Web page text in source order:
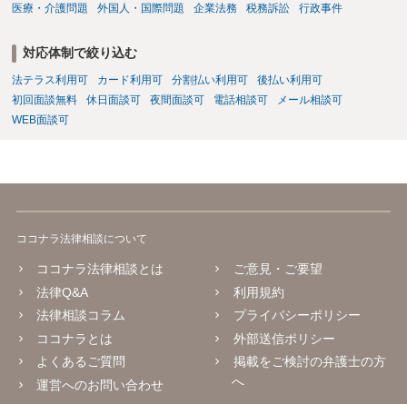
医療・介護問題
外国人・国際問題 企業法務 税務訴訟 行政事件
対応体制で絞り込む
法テラス利用可 カード利用可 分割払い利用可
後払い利用可
初回面談無料
休日面談可 夜間面談可 電話相談可
メール相談可
WEB面談可
ココナラ法律相談について
ココナラ法律相談とは
法律Q&A
法律相談コラム
ココナラとは
よくあるご質問
運営へのお問い合わせ
ご意見・ご要望
利用規約
プライバシーポリシー
外部送信ポリシー
掲載をご検討の弁護士の方
へ